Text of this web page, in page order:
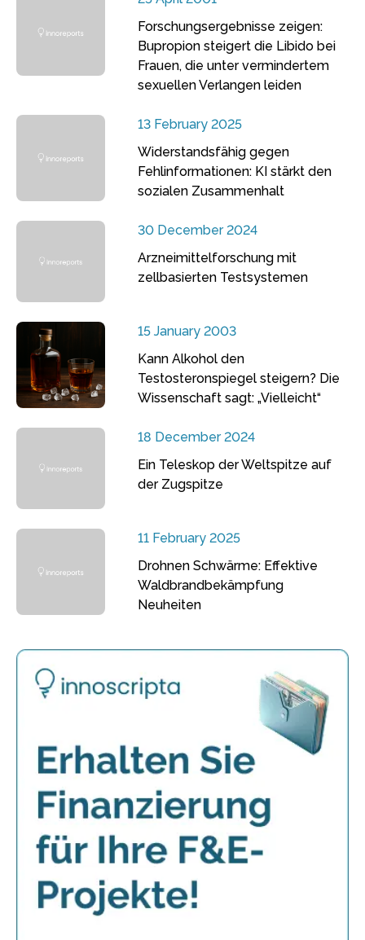
Forschungsergebnisse zeigen:
Bupropion steigert die Libido bei
Frauen, die unter vermindertem
sexuellen Verlangen leiden
13 February 2025
Widerstandsfähig gegen
Fehlinformationen: KI stärkt den
sozialen Zusammenhalt
30 December 2024
Arzneimittelforschung mit
zellbasierten Testsystemen
15 January 2003
Kann Alkohol den
Testosteronspiegel steigern? Die
Wissenschaft sagt: „Vielleicht“
18 December 2024
Ein Teleskop der Weltspitze auf
der Zugspitze
11 February 2025
Drohnen Schwärme: Effektive
Waldbrandbekämpfung
Neuheiten